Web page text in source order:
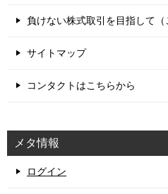
負けない株式取引を目指して（
サイトマップ
コンタクトはこちらから
メタ情報
ログイン